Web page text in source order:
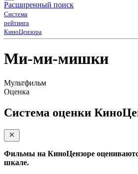
Расширенный поиск
Система
рейтинга
КиноЦензора
Ми-ми-мишки
Мультфильм
Оценка
Система оценки
Фильмы на КиноЦензоре
шкале.